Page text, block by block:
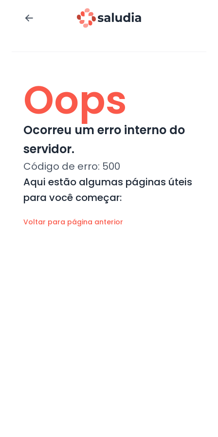
Oops
Ocorreu um erro interno do
servidor.
Código de erro: 500
Aqui estão algumas páginas úteis
para você começar:
Voltar para página anterior